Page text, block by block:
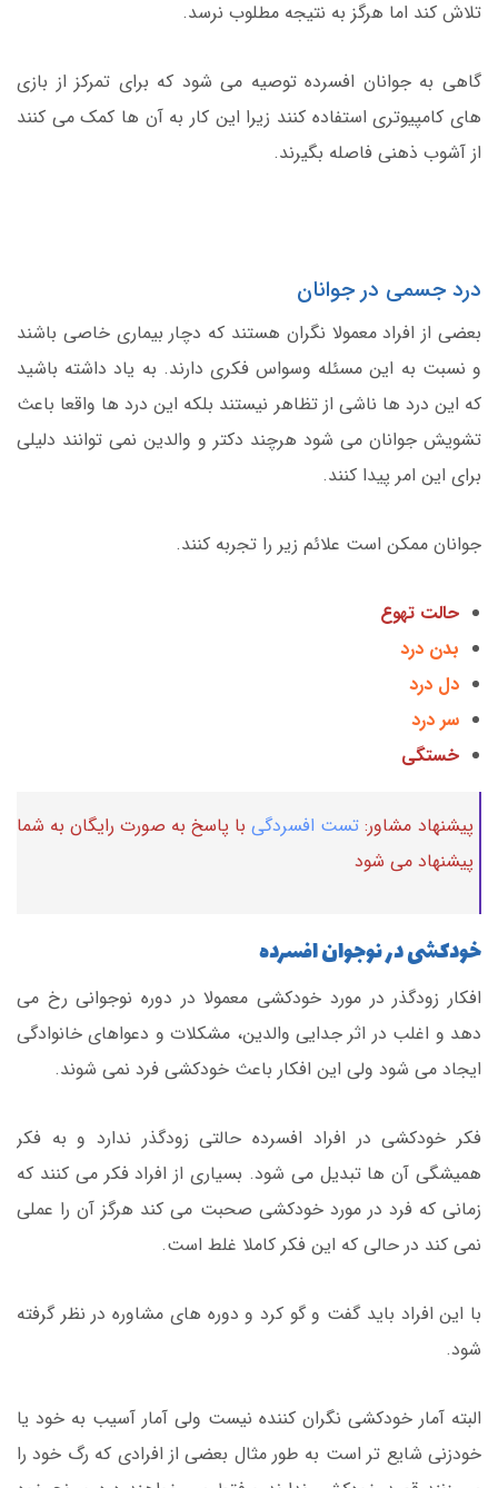
تلاش کند اما هرگز به نتیجه مطلوب نرسد.
گاهی به جوانان افسرده توصیه می شود که برای تمرکز از بازی
های کامپیوتری استفاده کنند زیرا این کار به آن ها کمک می کنند
از آشوب ذهنی فاصله بگیرند.
درد جسمی در جوانان
بعضی از افراد معمولا نگران هستند که دچار بیماری خاصی باشند
و نسبت به این مسئله وسواس فکری دارند. به یاد داشته باشید
که این درد ها ناشی از تظاهر نیستند بلکه این درد ها واقعا باعث
تشویش جوانان می شود هرچند دکتر و والدین نمی توانند دلیلی
برای این امر پیدا کنند.
جوانان ممکن است علائم زیر را تجربه کنند.
حالت تهوع
بدن درد
دل درد
سر درد
خستگی
پیشنهاد مشاور: تست افسردگی با پاسخ به صورت رایگان به شما
پیشنهاد می شود
خودکشی در نوجوان افسرده
افکار زودگذر در مورد خودکشی معمولا در دوره نوجوانی رخ می
دهد و اغلب در اثر جدایی والدین، مشکلات و دعواهای خانوادگی
ایجاد می شود ولی این افکار باعث خودکشی فرد نمی شوند.
فکر خودکشی در افراد افسرده حالتی زودگذر ندارد و به فکر
همیشگی آن ها تبدیل می شود. بسیاری از افراد فکر می کنند که
زمانی که فرد در مورد خودکشی صحبت می کند هرگز آن را عملی
نمی کند در حالی که این فکر کاملا غلط است.
با این افراد باید گفت و گو کرد و دوره های مشاوره در نظر گرفته
شود.
البته آمار خودکشی نگران کننده نیست ولی آمار آسیب به خود یا
خودزنی شایع تر است به طور مثال بعضی از افرادی که رگ خود را